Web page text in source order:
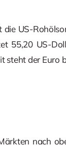
US-
55,20 US-
steht der Euro
nach